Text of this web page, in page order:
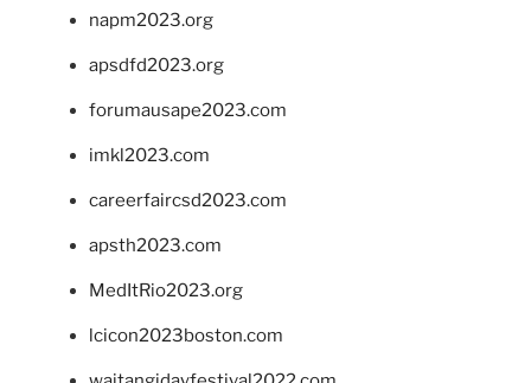
napm2023.org
apsdfd2023.org
forumausape2023.com
imkl2023.com
careerfaircsd2023.com
apsth2023.com
MedItRio2023.org
lcicon2023boston.com